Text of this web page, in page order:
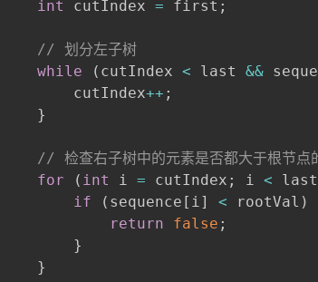
int
cutIndex = first ;
// 划分左子树
while
( cutIndex < last &&
        cutIndex
++ ;
}
// 检查右子树中的元素是否都大于根节点
for
( int i = cutIndex ; i < last
if
( sequence [ i] < rootVal )
return
false ;
}
}